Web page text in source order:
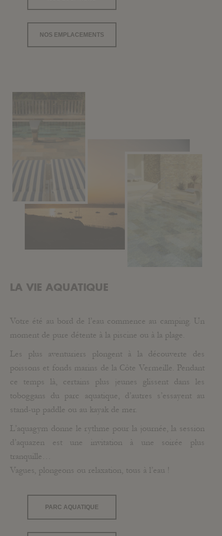
NOS EMPLACEMENTS
LA VIE AQUATIQUE
Votre été au bord de l’eau commence au camping. Un
moment de pure détente à la piscine ou à la plage.
Les plus aventuriers plongent à la découverte des
poissons et fonds marins de la Côte Vermeille. Pendant
ce temps là, certains plus jeunes glissent dans les
toboggans du parc aquatique, d’autres s’essayent au
stand-up paddle ou au kayak de mer.
L’aquagym donne le rythme pour la journée, la session
d’aquazen est une invitation à une soirée plus
tranquille…
Vagues, plongeons ou relaxation, tous à l’eau !
PARC AQUATIQUE